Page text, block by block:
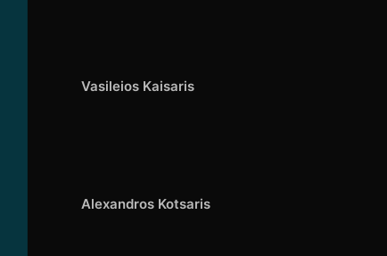
Vasileios Kaisaris
Alexandros Kotsaris